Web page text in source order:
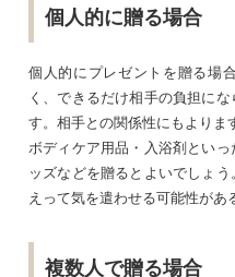
個人的に贈る場合
個人的にプレゼントを贈る場
く、できるだけ相手の負担に
す。相手との関係性にもよりま
ボディケア用品・入浴剤とい
ッズなどを贈るとよいでしょ
えって気を遣わせる可能性があ
複数人で贈る場合